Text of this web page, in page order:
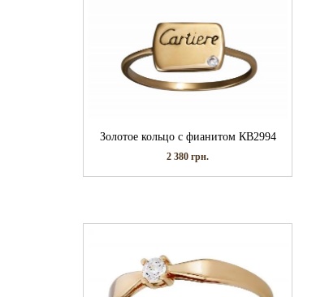
Золотое кольцо с фианитом КВ2994
2 380грн.